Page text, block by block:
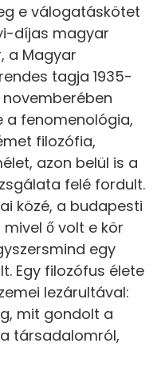
e válogatáskötet
díjas magyar
a Magyar
tagja 1935-
a fenomenológia,
filozófia,
azon belül is a
felé fordult.
közé, a budapesti
ő volt e kör
egy
Egy filozófus élete
lezárultával:
mit gondolt a
társadalomról,